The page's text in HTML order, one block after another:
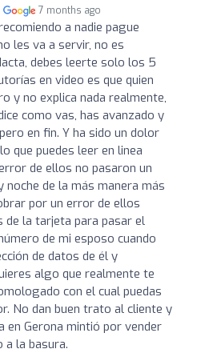
7 months ago
a nadie pague
les va a servir, no es
debes leerte solo los 5
en video es que quien
y no explica nada realmente,
como vas, has avanzado y
en fin. Y ha sido un dolor
que puedes leer en linea
de ellos no pasaron un
noche de la más manera más
por un error de ellos
de la tarjeta para pasar el
de mi esposo cuando
de datos de él y
algo que realmente te
con el cual puedas
No dan buen trato al cliente y
en Gerona mintió por vender
a la basura.